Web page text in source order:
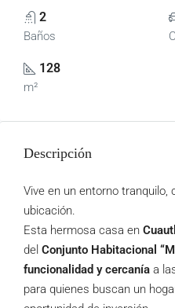
2
Baños
128
m²
Descripción
Vive en un entorno
ubicación.
Esta hermosa casa en
del Conjunto Habitacional
funcionalidad y cercanía a
para quienes buscan un